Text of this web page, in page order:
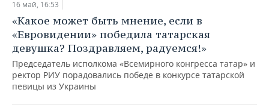
ВУЗЫ ТАТАРСТАНА
КОМУ ПРИНАДЛЕЖАТ
ТОРГОВЫЕ ЦЕНТРЫ
ТАТАРСТАНА
БАНКИ
БЮДЖЕТ
ИНВЕСТИЦИИ
ПРОМЫШЛЕННОСТИ
АГРОПРОМ
МАШИНОСТРОЕНИЕ
НЕФТЕХИМИЯ
НОВОСТИ НЕДВИЖИМОСТИ
АВТО
НОВОСТИ АВТО
БИЗНЕС
НОВОСТИ БИЗНЕСА
ТЕХНОЛОГИИ
16 май, 16:53
«Какое может быть мнение, если в
«Евровидении» победила татарская
девушка? Поздравляем, радуемся!»
Председатель исполкома «Всемирного конгресса татар» и
ректор РИУ порадовались победе в конкурсе татарской
певицы из Украины